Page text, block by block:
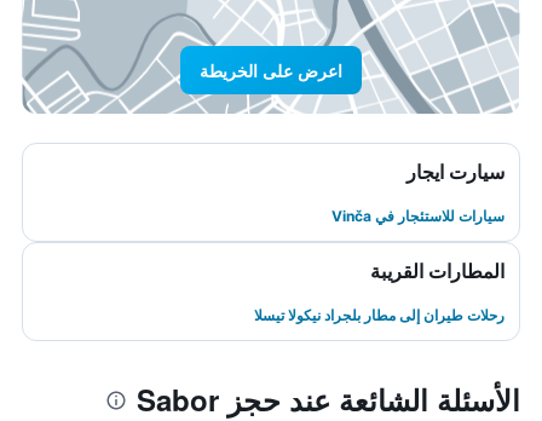
اعرض على الخريطة
سيارت ايجار
سيارات للاستئجار في Vinča
المطارات القريبة
رحلات طيران إلى مطار بلجراد نيكولا تيسلا
الأسئلة الشائعة عند حجز Sabor